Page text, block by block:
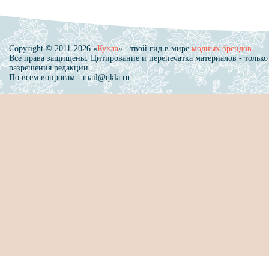
Copyright © 2011-2026 «Кукла» - твой гид в миремодных брендов.
Все права защищены. Цитирование и перепечатка материалов - только
разрешения редакции.
По всем вопросам - mail@qkla.ru